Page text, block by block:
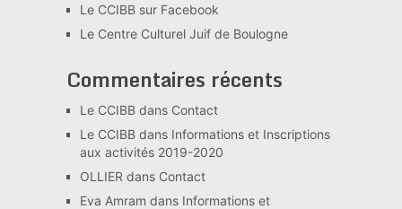
Le CCIBB sur Facebook
Le Centre Culturel Juif de Boulogne
Commentaires récents
Le CCIBBdans Contact
Le CCIBBdans Informations et Inscriptions
aux activités 2019-2020
OLLIER dans Contact
Eva Amram dans Informations et